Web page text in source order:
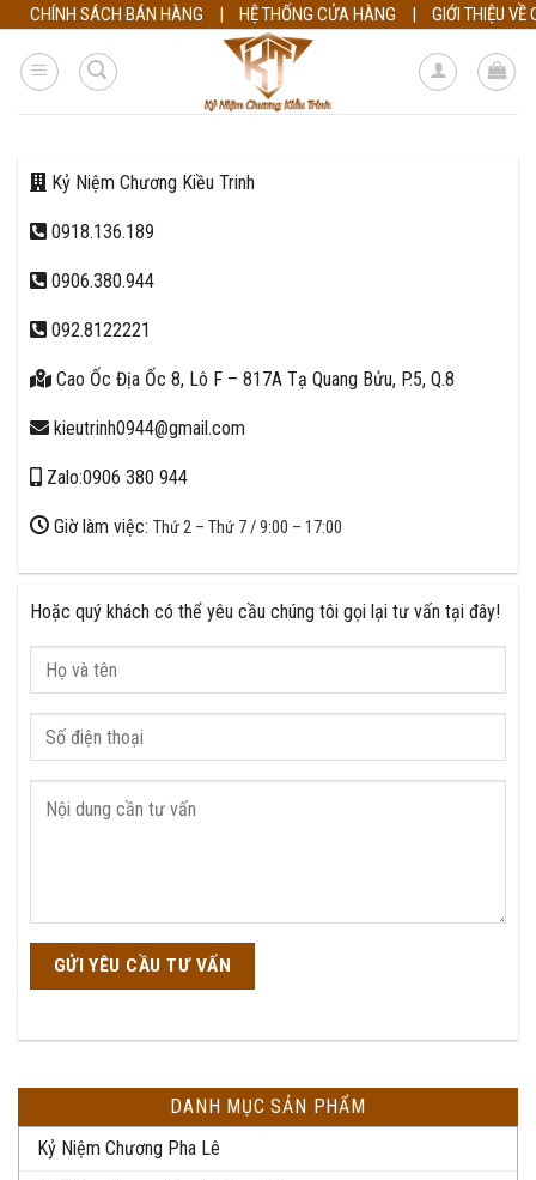
Skip
content
CHÍNH SÁCH BÁN HÀNG | HỆ THỐNG CỬA HÀNG | GIỚI THIỆU VỀ
Kỷ Niệm Chương Kiều Trinh
0918.136.189
0906.380.944
092.8122221
Cao Ốc Địa Ốc 8, Lô F – 817A Tạ Quang Bửu, P.5, Q.8
kieutrinh0944@gmail.com
Zalo:0906 380 944
Giờ làm việc: Thứ 2 – Thứ 7 / 9:00 – 17:00
Hoặc quý khách có thể yêu cầu chúng tôi gọi lại tư vấn tại đây!
DANH MỤC SẢN PHẨM
Kỷ Niệm Chương Pha Lê